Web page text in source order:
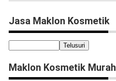
Jasa Maklon Kosmetik
Maklon Kosmetik Murah